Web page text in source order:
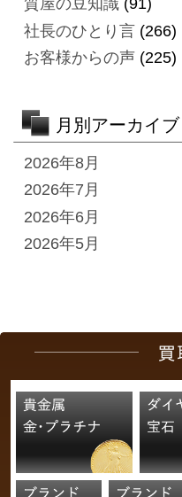
質屋の豆知識(91)
社長のひとり言(266)
お客様からの声(225)
月別アーカイブ
2026年8月
2026年7月
2026年6月
2026年5月